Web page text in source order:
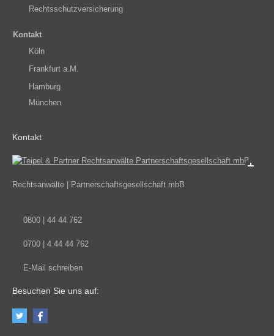
Rechtsschutzversicherung
Kontakt
Köln
Frankfurt a.M.
Hamburg
München
Kontakt
Rechtsanwälte | Partnerschaftsgesellschaft mbB
0800 | 44 44 762
0700 | 4 44 44 762
E-Mail schreiben
Besuchen Sie uns auf: